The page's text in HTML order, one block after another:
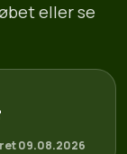
eller se
09.08.2026